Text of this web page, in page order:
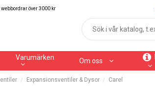
webbordrar över 3000 kr
Varumärken Om oss
Expansionsventiler & Dysor Carel